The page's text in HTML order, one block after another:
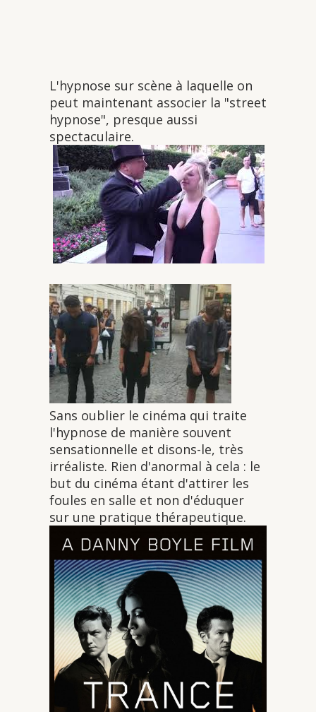
L'hypnose sur scène à laquelle on
peut maintenant associer la "street
hypnose", presque aussi
spectaculaire.
Sans oublier le cinéma qui traite
l'hypnose de manière souvent
sensationnelle et disons-le, très
irréaliste. Rien d'anormal à cela : le
but du cinéma étant d'attirer les
foules en salle et non d'éduquer
sur une pratique thérapeutique.